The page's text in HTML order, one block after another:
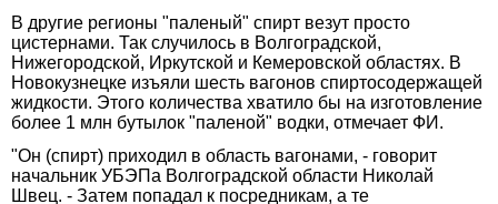
В другие регионы "паленый" спирт везут просто
цистернами. Так случилось в Волгоградской,
Нижегородской, Иркутской и Кемеровской областях. В
Новокузнецке изъяли шесть вагонов спиртосодержащей
жидкости. Этого количества хватило бы на изготовление
более 1 млн бутылок "паленой" водки, отмечает ФИ.
"Он (спирт) приходил в область вагонами, - говорит
начальник УБЭПа Волгоградской области Николай
Швец. - Затем попадал к посредникам, а те